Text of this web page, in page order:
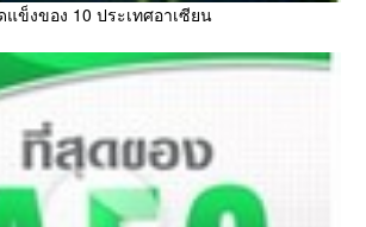
แข็งของ 10 ประเทศอาเซียน